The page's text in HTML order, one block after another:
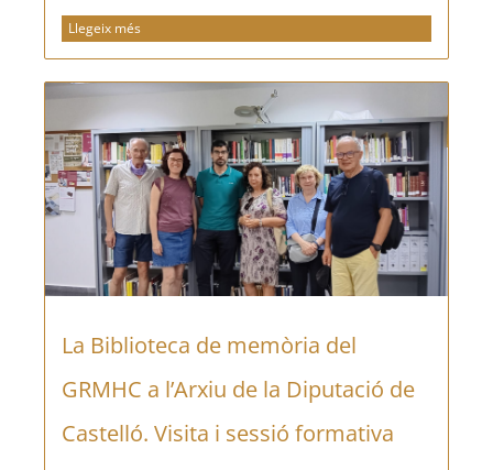
Llegeix més
La Biblioteca de memòria del
GRMHC a l’Arxiu de la Diputació de
Castelló. Visita i sessió formativa